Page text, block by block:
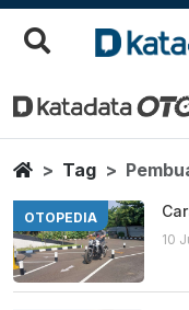
Pembuatan
Berita
HomeTag
OTOPEDIA
10